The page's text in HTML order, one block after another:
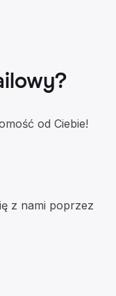
od Ciebie!
z nami poprzez